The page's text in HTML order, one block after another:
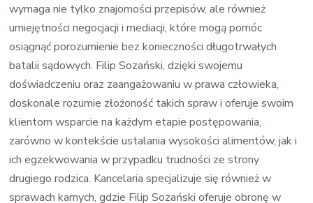
wymaga nie tylko znajomości przepisów, ale również
umiejętności negocjacji i mediacji, które mogą pomóc
osiągnąć porozumienie bez konieczności długotrwałych
batalii sądowych. Filip Sozański, dzięki swojemu
doświadczeniu oraz zaangażowaniu w prawa człowieka,
doskonale rozumie złożoność takich spraw i oferuje swoim
klientom wsparcie na każdym etapie postępowania,
zarówno w kontekście ustalania wysokości alimentów, jak i
ich egzekwowania w przypadku trudności ze strony
drugiego rodzica. Kancelaria specjalizuje się również w
sprawach karnych, gdzie Filip Sozański oferuje obronę w